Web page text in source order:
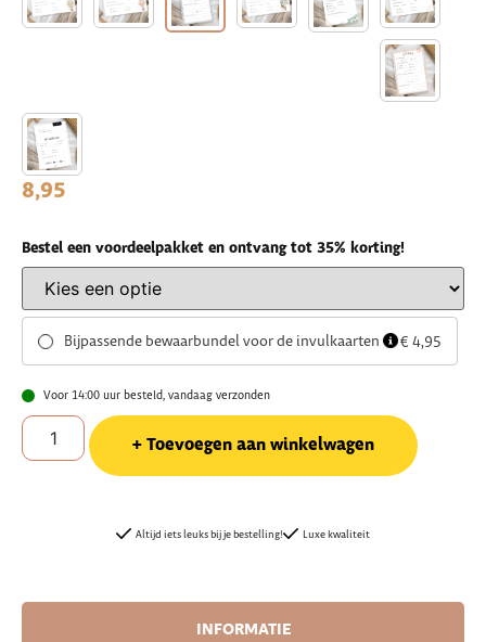
8,95
Bestel een voordeelpakket en ontvang tot 35% korting!
Bijpassende bewaarbundel voor de invulkaarten € 4,95
Voor 14:00 uur besteld, vandaag verzonden
Toevoegen aan winkelwagen
Altijd iets leuks bij je bestelling! Luxe kwaliteit
INFORMATIE